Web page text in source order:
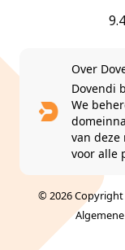
9.4
Over
Dovendi
We
van deze
voor alle
© 2026